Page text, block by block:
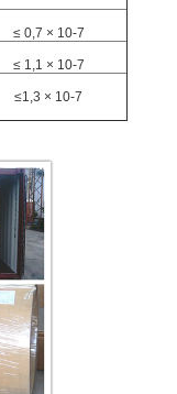
≤ 0,7 × 10-7
≤ 1,1 × 10-7
≤1,3 × 10-7